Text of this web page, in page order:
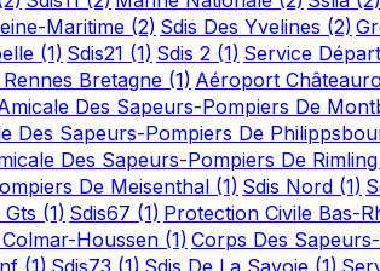
Maritime (2) Sdis Des Yvelines (2)
(1) Sdis21 (1) Sdis 2 (1) Service
Bretagne (1) Aéroport
Des Sapeurs-Pompiers De
Des Sapeurs-Pompiers De
Des Sapeurs-Pompiers De Rimling
De Meisenthal (1) Sdis Nord (1)
Gts (1) Sdis67 (1) Protection Civile Bas-
Houssen (1) Corps Des
(1) Sdis73 (1) Sdis De La Savoie (1)